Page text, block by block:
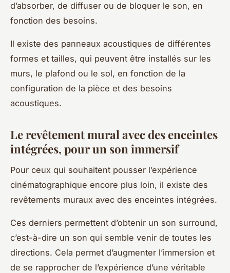
d’absorber, de diffuser ou de bloquer le son, en
fonction des besoins.
Il existe des panneaux acoustiques de différentes
formes et tailles, qui peuvent être installés sur les
murs, le plafond ou le sol, en fonction de la
configuration de la pièce et des besoins
acoustiques.
Le revêtement mural avec des enceintes
intégrées, pour un son immersif
Pour ceux qui souhaitent pousser l’expérience
cinématographique encore plus loin, il existe des
revêtements muraux avec des enceintes intégrées.
Ces derniers permettent d’obtenir un son surround,
c’est-à-dire un son qui semble venir de toutes les
directions. Cela permet d’augmenter l’immersion et
de se rapprocher de l’expérience d’une véritable